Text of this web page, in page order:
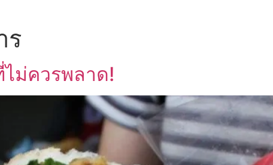
ร
ม่ควรพลาด!